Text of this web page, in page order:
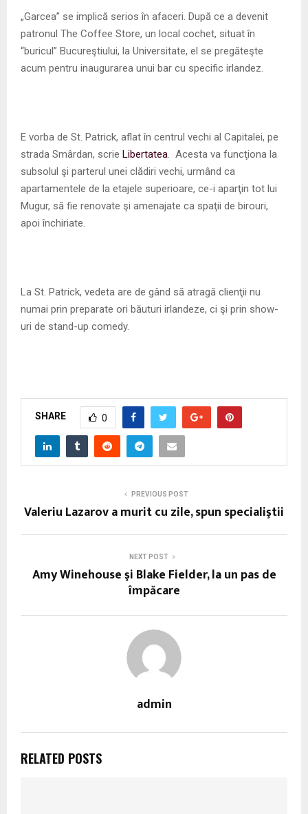
E
N
„Garcea” se implică serios în afaceri. După ce a devenit
patronul The Coffee Store, un local cochet, situat în
“buricul” Bucureştiului, la Universitate, el se pregăteşte
acum pentru inaugurarea unui bar cu specific irlandez.
E vorba de St. Patrick, aflat în centrul vechi al Capitalei, pe
strada Smârdan, scrie Libertatea . Acesta va funcţiona la
subsolul şi parterul unei clădiri vechi, urmând ca
apartamentele de la etajele superioare, ce-i aparţin tot lui
Mugur, să fie renovate şi amenajate ca spaţii de birouri,
apoi închiriate.
La St. Patrick, vedeta are de gând să atragă clienţii nu
numai prin preparate ori băuturi irlandeze, ci şi prin show-
uri de stand-up comedy.
SHARE 0
PREVIOUS POST
Valeriu Lazarov a murit cu zile, spun specialiştii
NEXT POST
Amy Winehouse şi Blake Fielder, la un pas de
împăcare
admin
RELATED POSTS